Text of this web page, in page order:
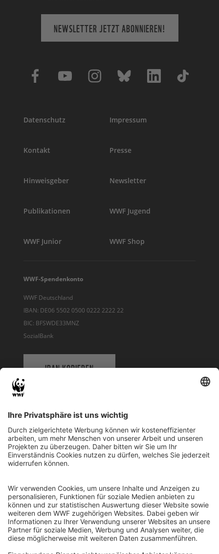
NEWSLETTER JETZT ABONNIEREN!
Datenschutz Impressum
Kontakt Presse
Hinweisgeber Newsletter
Publikationen WWF Jugend
WWF Junior WWF Shop
WWF-Spendenkonto
WWF Deutschland
IBAN: DE06 5502 0500 0222 2222 22
BIC: BFSWDE33MNZ
SozialBank
IBAN KOPIEREN
WWF Deutschland
Reinhardtstr. 18
10117 Berlin
Ihre Spende kann steuerlich geltend gemacht werden
Registriert als Stiftung WWF Deutschland, Senatsverwaltung für
Justiz Berlin, Az: 3416/976/2
Umsatzsteuer-Identifikationsnummer: DE 114236103
Freistellungsbescheid: Als gemeinnützige Körperschaft befreit